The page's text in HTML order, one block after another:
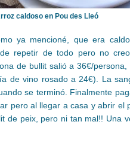
caldoso en Pou des Lleó
ya mencioné, que era
repetir de todo pero no
de bullit salió a 36€/
de vino rosado a 24€). La
se terminó. Finalmente
pero al llegar a casa y abrir el
de peix, pero ni tan mal!! Una